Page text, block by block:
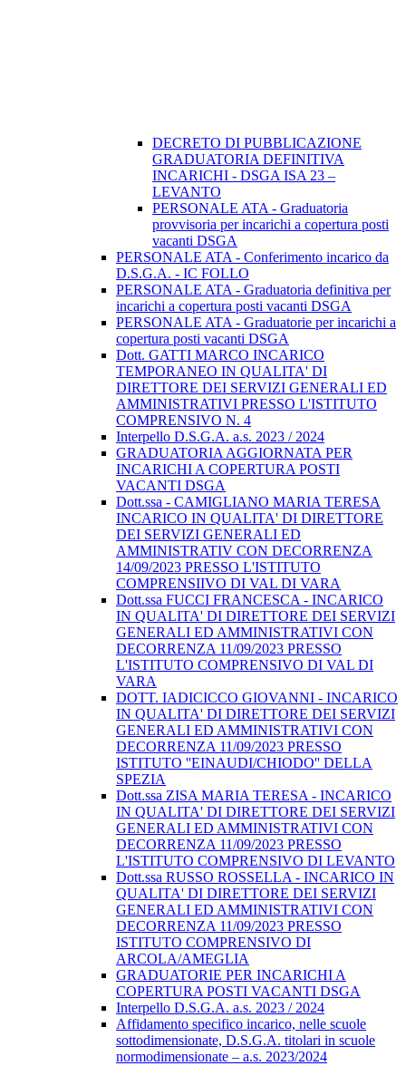
DECRETO DI PUBBLICAZIONE
GRADUATORIA DEFINITIVA
INCARICHI - DSGA ISA 23 –
LEVANTO
PERSONALE ATA - Graduatoria
provvisoria per incarichi a copertura posti
vacanti DSGA
PERSONALE ATA - Conferimento incarico da
D.S.G.A. - IC FOLLO
PERSONALE ATA - Graduatoria definitiva per
incarichi a copertura posti vacanti DSGA
PERSONALE ATA - Graduatorie per incarichi a
copertura posti vacanti DSGA
Dott. GATTI MARCO INCARICO
TEMPORANEO IN QUALITA' DI
DIRETTORE DEI SERVIZI GENERALI ED
AMMINISTRATIVI PRESSO L'ISTITUTO
COMPRENSIVO N. 4
Interpello D.S.G.A. a.s. 2023 / 2024
GRADUATORIA AGGIORNATA PER
INCARICHI A COPERTURA POSTI
VACANTI DSGA
Dott.ssa - CAMIGLIANO MARIA TERESA
INCARICO IN QUALITA' DI DIRETTORE
DEI SERVIZI GENERALI ED
AMMINISTRATIV CON DECORRENZA
14/09/2023 PRESSO L'ISTITUTO
COMPRENSIIVO DI VAL DI VARA
Dott.ssa FUCCI FRANCESCA - INCARICO
IN QUALITA' DI DIRETTORE DEI SERVIZI
GENERALI ED AMMINISTRATIVI CON
DECORRENZA 11/09/2023 PRESSO
L'ISTITUTO COMPRENSIVO DI VAL DI
VARA
DOTT. IADICICCO GIOVANNI - INCARICO
IN QUALITA' DI DIRETTORE DEI SERVIZI
GENERALI ED AMMINISTRATIVI CON
DECORRENZA 11/09/2023 PRESSO
ISTITUTO ''EINAUDI/CHIODO'' DELLA
SPEZIA
Dott.ssa ZISA MARIA TERESA - INCARICO
IN QUALITA' DI DIRETTORE DEI SERVIZI
GENERALI ED AMMINISTRATIVI CON
DECORRENZA 11/09/2023 PRESSO
L'ISTITUTO COMPRENSIVO DI LEVANTO
Dott.ssa RUSSO ROSSELLA - INCARICO IN
QUALITA' DI DIRETTORE DEI SERVIZI
GENERALI ED AMMINISTRATIVI CON
DECORRENZA 11/09/2023 PRESSO
ISTITUTO COMPRENSIVO DI
ARCOLA/AMEGLIA
GRADUATORIE PER INCARICHI A
COPERTURA POSTI VACANTI DSGA
Interpello D.S.G.A. a.s. 2023 / 2024
Affidamento specifico incarico, nelle scuole
sottodimensionate, D.S.G.A. titolari in scuole
normodimensionate – a.s. 2023/2024